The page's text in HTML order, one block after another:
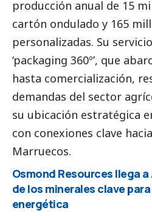
producción anual de 15
cartón ondulado y 165
personalizadas. Su
‘packaging 360º’, que
hasta comercialización,
demandas del sector
su ubicación estratégica
con conexiones clave
Marruecos.
Osmond Resources llega
de los minerales clave
energética